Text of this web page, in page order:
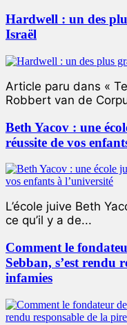
Hardwell : un des
Israël
Article paru dans «
Robbert van de
Beth Yacov : une
réussite de vos
L’école juive Beth
ce qu’il y a de...
Comment le
Sebban, s’est rendu
infamies